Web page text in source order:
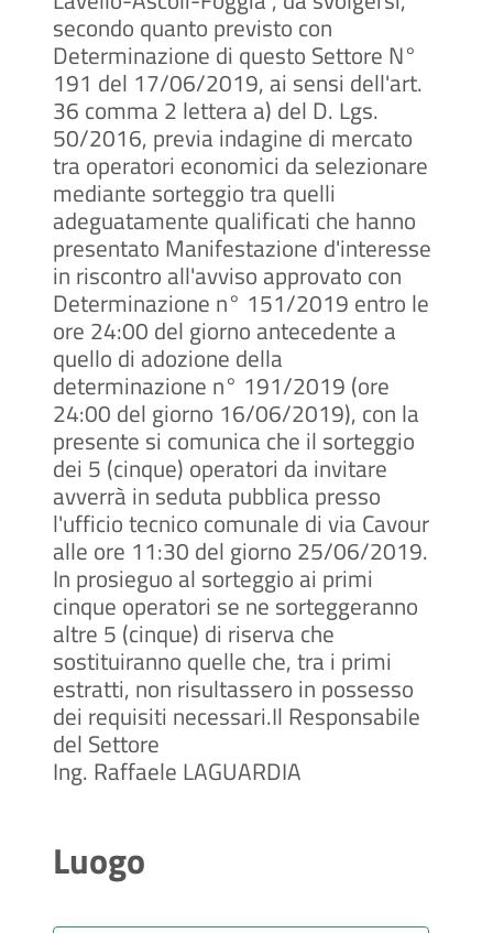
secondo quanto previsto con
Determinazione di questo Settore N°
191 del 17/06/2019, ai sensi dell'art.
36 comma 2 lettera a) del D. Lgs.
50/2016, previa indagine di mercato
tra operatori economici da selezionare
mediante sorteggio tra quelli
adeguatamente qualificati che hanno
presentato Manifestazione d'interesse
in riscontro all'avviso approvato con
Determinazione n° 151/2019 entro le
ore 24:00 del giorno antecedente a
quello di adozione della
determinazione n° 191/2019 (ore
24:00 del giorno 16/06/2019), con la
presente si comunica che il sorteggio
dei 5 (cinque) operatori da invitare
avverrà in seduta pubblica presso
l'ufficio tecnico comunale di via Cavour
alle ore 11:30 del giorno 25/06/2019.
In prosieguo al sorteggio ai primi
cinque operatori se ne sorteggeranno
altre 5 (cinque) di riserva che
sostituiranno quelle che, tra i primi
estratti, non risultassero in possesso
dei requisiti necessari.Il Responsabile
del Settore
Ing. Raffaele LAGUARDIA
Luogo